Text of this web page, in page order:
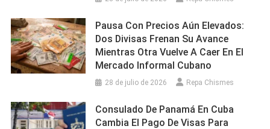
Pausa Con Precios Aún Elevados:
Dos Divisas Frenan Su Avance
Mientras Otra Vuelve A Caer En El
Mercado Informal Cubano
28 de julio de 2026 Repa Chismes
Consulado De Panamá En Cuba
Cambia El Pago De Visas Para